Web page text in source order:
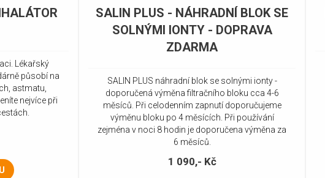
Lékařský
působí na
astmatu,
nejvíce při
SALIN PLUS - NÁHRADNÍ BLOK SE
SOLNÝMI IONTY - DOPRAVA
ZDARMA
SALIN PLUS náhradní blok se solnými ionty -
doporučená výměna filtračního bloku cca 4-6
měsíců. Při celodenním zapnutí doporučujeme
výměnu bloku po 4 měsících. Při používání
zejména v noci 8 hodin je doporučena výměna za
6 měsíců.
1 090,- Kč